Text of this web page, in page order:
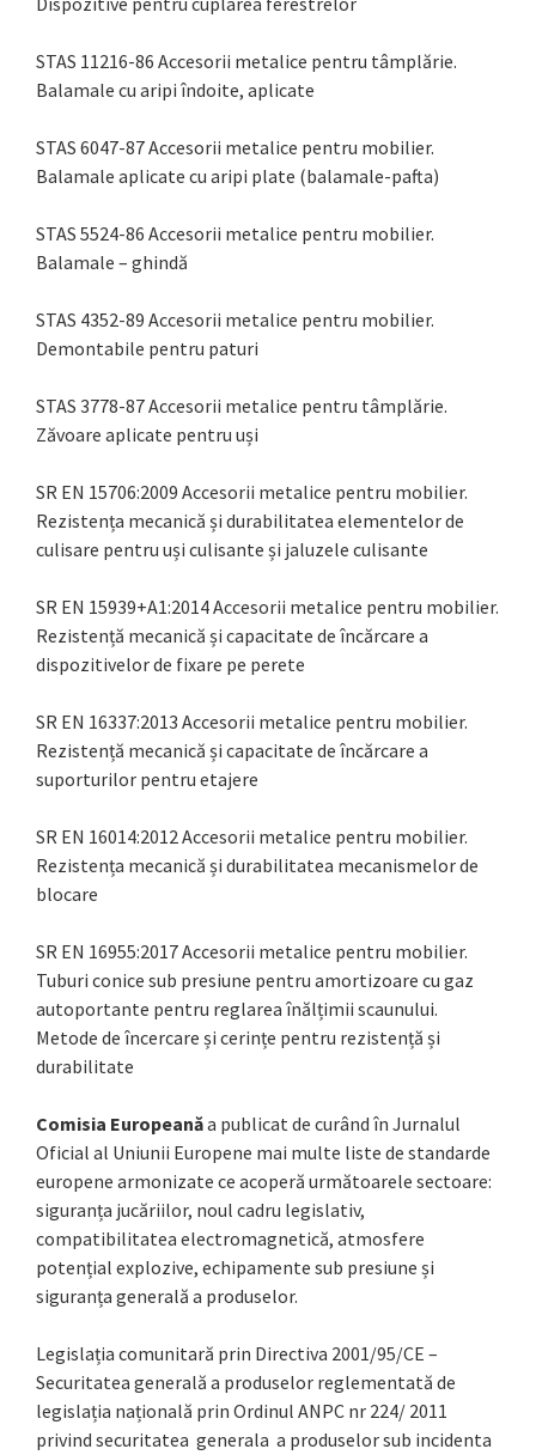
STAS 11216-86 Accesorii metalice pentru tâmplărie.
Balamale cu aripi îndoite, aplicate
STAS 6047-87 Accesorii metalice pentru mobilier.
Balamale aplicate cu aripi plate (balamale-pafta)
STAS 5524-86 Accesorii metalice pentru mobilier.
Balamale – ghindă
STAS 4352-89 Accesorii metalice pentru mobilier.
Demontabile pentru paturi
STAS 3778-87 Accesorii metalice pentru tâmplărie.
Zăvoare aplicate pentru uși
SR EN 15706:2009 Accesorii metalice pentru mobilier.
Rezistența mecanică și durabilitatea elementelor de
culisare pentru uși culisante și jaluzele culisante
SR EN 15939+A1:2014 Accesorii metalice pentru mobilier.
Rezistență mecanică și capacitate de încărcare a
dispozitivelor de fixare pe perete
SR EN 16337:2013 Accesorii metalice pentru mobilier.
Rezistență mecanică și capacitate de încărcare a
suporturilor pentru etajere
SR EN 16014:2012 Accesorii metalice pentru mobilier.
Rezistența mecanică și durabilitatea mecanismelor de
blocare
SR EN 16955:2017 Accesorii metalice pentru mobilier.
Tuburi conice sub presiune pentru amortizoare cu gaz
autoportante pentru reglarea înălțimii scaunului.
Metode de încercare și cerințe pentru rezistență și
durabilitate
Comisia Europeanăa publicat de curând în Jurnalul
Oficial al Uniunii Europene mai multe liste de standarde
europene armonizate ce acoperă următoarele sectoare:
siguranța jucăriilor, noul cadru legislativ,
compatibilitatea electromagnetică, atmosfere
potențial explozive, echipamente sub presiune și
siguranța generală a produselor.
Legislația comunitară prin Directiva 2001/95/CE –
Securitatea generală a produselor reglementată de
legislația națională prin Ordinul ANPC nr 224/ 2011
privind securitatea generala a produselor sub incidenta